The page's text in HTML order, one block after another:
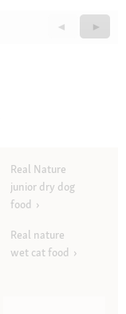
Previous
Questions
◄
Next
►
Real Nature
junior dry dog
food
Real nature
wet cat food